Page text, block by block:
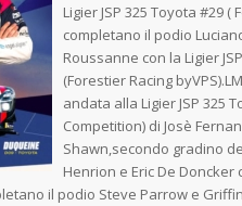
Ligier JSP 325 Toyota #29 (
completano il podio
Roussanne con la Ligier
(Forestier Racing
andata alla Ligier JSP 325
Competition) di Josè
Shawn,secondo gradino
Henrion e Eric De Doncker
il podio Steve Parrow e